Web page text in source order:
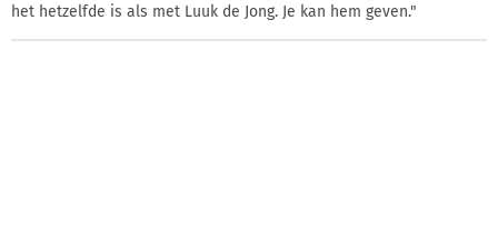
het hetzelfde is als met Luuk de Jong. Je kan hem geven."